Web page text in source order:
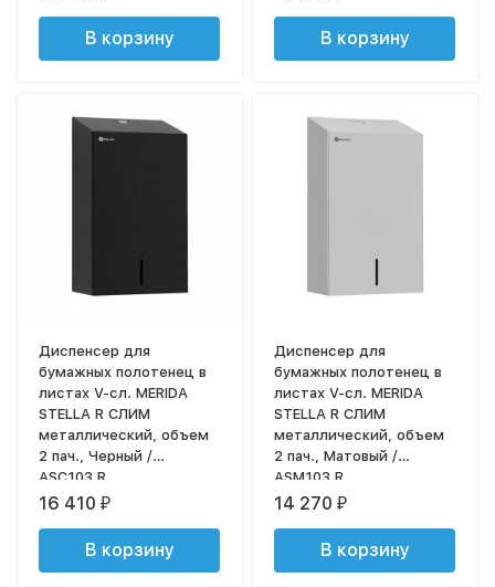
В корзину В корзину
Диспенсер для
бумажных полотенец в
листах V-сл. MERIDA
STELLA R СЛИМ
металлический, объем
2 пач., Черный /
ASC103.R
16 410₽
В корзину
Диспенсер для
бумажных полотенец в
листах V-сл. MERIDA
STELLA R СЛИМ
металлический, объем
2 пач., Матовый /
ASM103.R
14 270₽
В корзину